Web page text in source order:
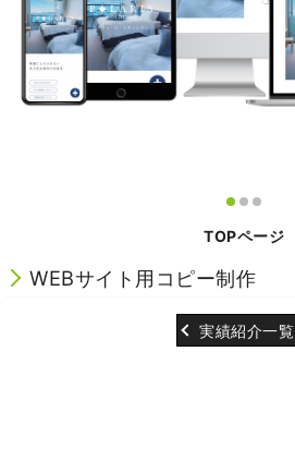
TOPページ
WEBサイト用コピー制作
実績紹介一覧